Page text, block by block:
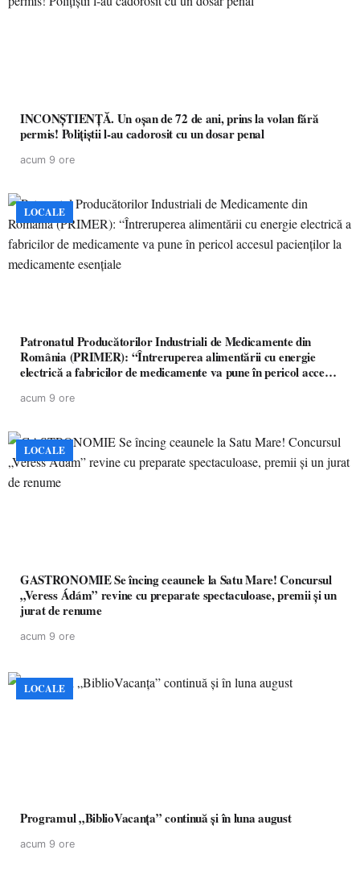
INCONȘTIENȚĂ. Un oșan de 72 de ani, prins la volan fără
permis! Polițiștii l-au cadorosit cu un dosar penal
acum 9 ore
LOCALE
Patronatul Producătorilor Industriali de Medicamente din
România (PRIMER): “Întreruperea alimentării cu energie
electrică a fabricilor de medicamente va pune în pericol accesul
acum 9 ore
LOCALE
GASTRONOMIE Se încing ceaunele la Satu Mare! Concursul
„Veress Ádám” revine cu preparate spectaculoase, premii și un
jurat de renume
acum 9 ore
LOCALE
Programul „BiblioVacanța” continuă și în luna august
acum 9 ore